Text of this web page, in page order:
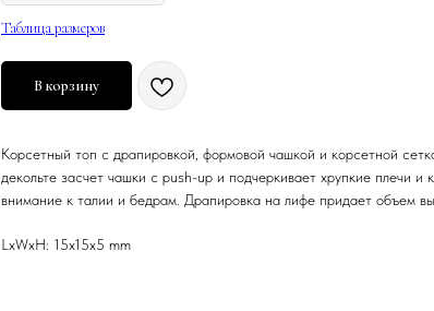
Таблица размеров
В корзину
Корсетный топ с драпировкой, формовой чашкой и корсетной
декольте засчет чашки с push-up и подчеркивает хрупкие плечи
внимание к талии и бедрам. Драпировка на лифе придает объем
LxWxH: 15x15x5 mm